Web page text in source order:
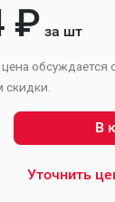
₽ за шт
В
Уточнить